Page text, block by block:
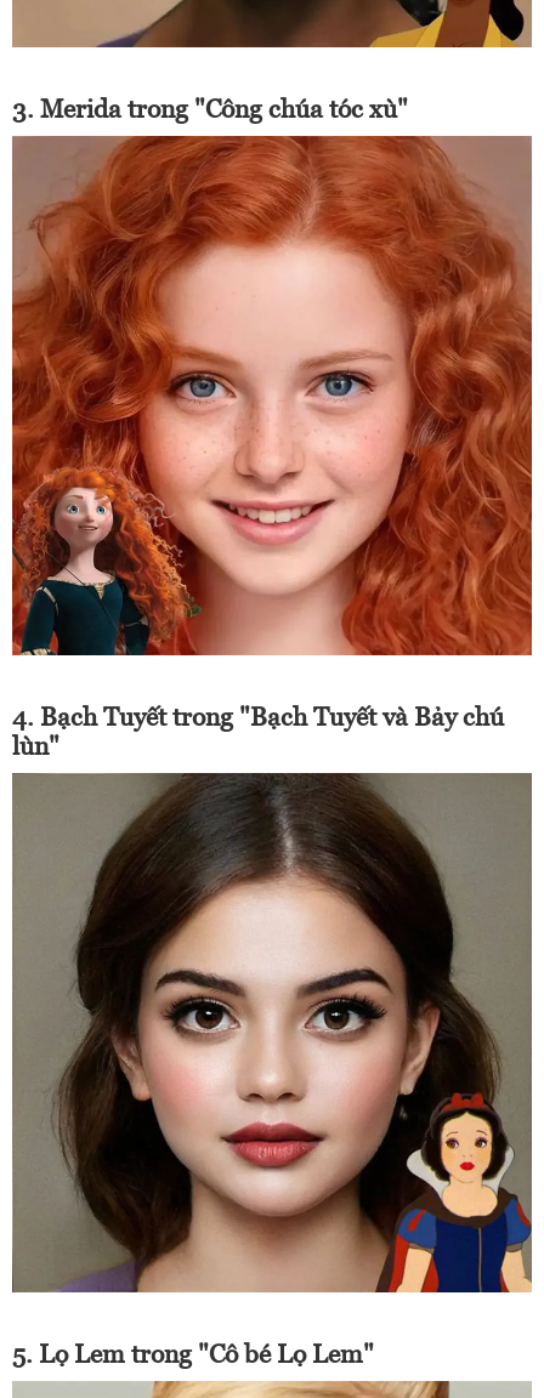
3. Merida trong "Công chúa tóc xù"
4. Bạch Tuyết trong "Bạch Tuyết và Bảy chú
lùn"
5. Lọ Lem trong "Cô bé Lọ Lem"